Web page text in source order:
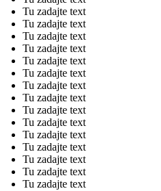
Tu zadajte text
Tu zadajte text
Tu zadajte text
Tu zadajte text
Tu zadajte text
Tu zadajte text
Tu zadajte text
Tu zadajte text
Tu zadajte text
Tu zadajte text
Tu zadajte text
Tu zadajte text
Tu zadajte text
Tu zadajte text
Tu zadajte text